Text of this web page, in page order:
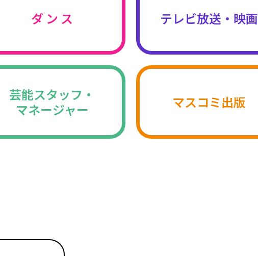
ダ ン ス テレビ放送・映画
芸能スタッフ・
マネージャー
マスコミ出版